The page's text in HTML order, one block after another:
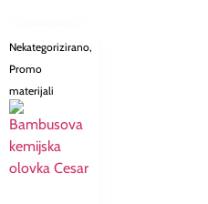
Nekategorizirano,
Promo
materijali